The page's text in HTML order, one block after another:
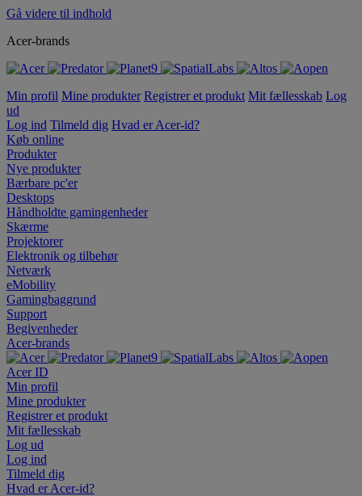
Gå videre til indhold
Acer-brands
Min profil Mine produkter Registrer et produkt Mit fællesskab Log
ud
Log ind Tilmeld dig Hvad er Acer-id?
Køb online
Produkter
Nye produkter
Bærbare pc'er
Desktops
Håndholdte gamingenheder
Skærme
Projektorer
Elektronik og tilbehør
Netværk
eMobility
Gamingbaggrund
Support
Begivenheder
Acer-brands
Acer ID
Min profil
Mine produkter
Registrer et produkt
Mit fællesskab
Log ud
Log ind
Tilmeld dig
Hvad er Acer-id?